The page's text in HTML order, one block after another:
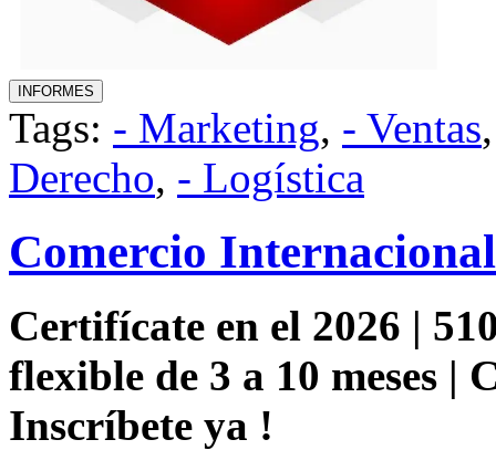
Tags: - Marketing, - Ventas
Derecho, - Logística
Comercio Internacional
Certifícate en el 2026 |
flexible de 3 a 10 meses |
Inscríbete ya !